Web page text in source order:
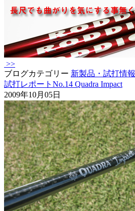
>>
ブログカテゴリー 新製品・試打情報
試打レポートNo.14 Quadra Impact
2009年10月05日